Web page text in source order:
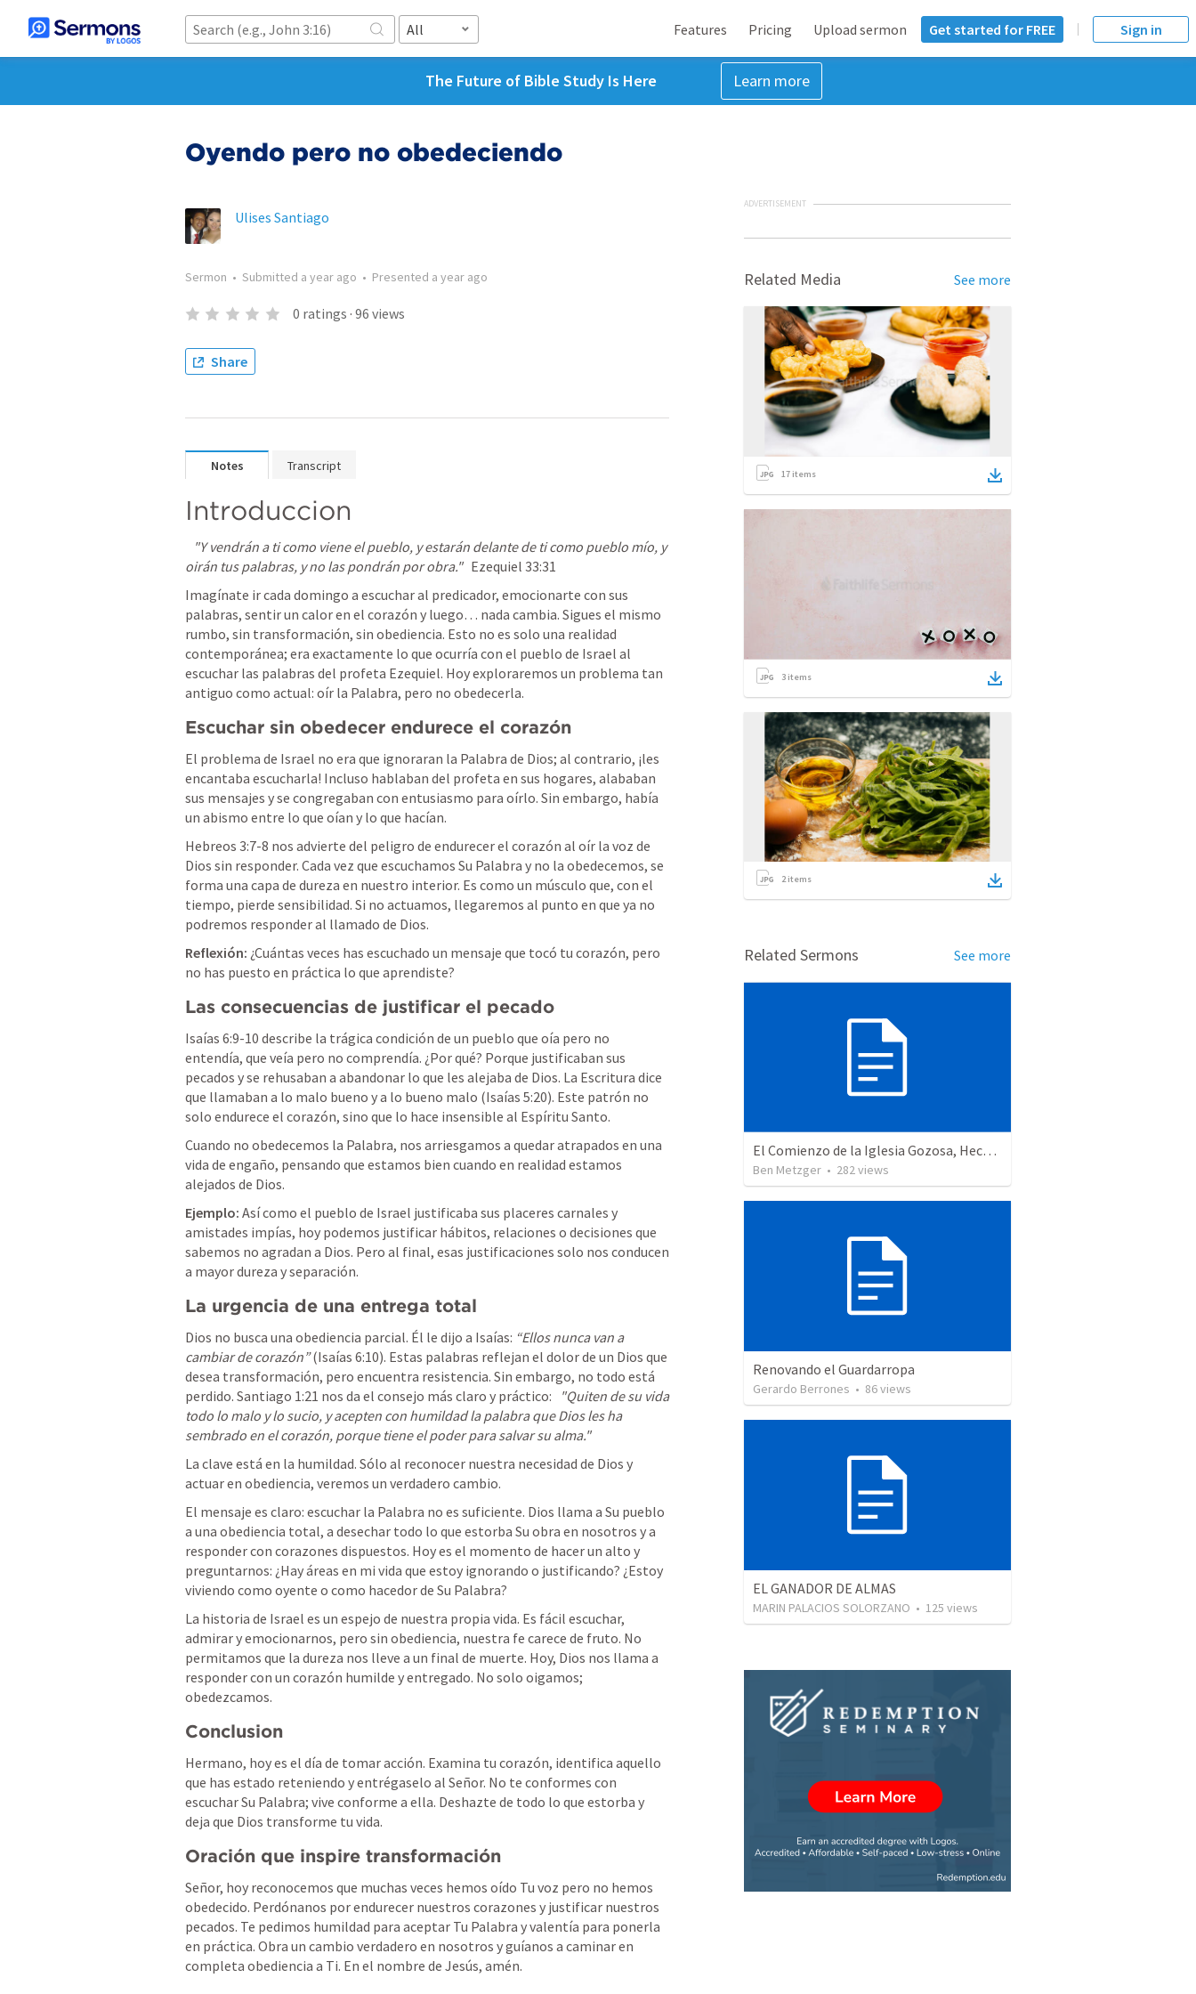
All Features Pricing Upload sermon Get started for FREE Sign in
The Future of Bible Study Is Here Learn more
Oyendo pero no obedeciendo
Ulises Santiago
Sermon • Submitted a year ago • Presented a year ago
0 ratings · 96 views
Share
Notes Transcript
Introduccion
"Y vendrán a ti como viene el pueblo, y estarán delante de ti como pueblo mío, y
oirán tus palabras, y no las pondrán por obra." Ezequiel 33:31
Imagínate ir cada domingo a escuchar al predicador, emocionarte con sus
palabras, sentir un calor en el corazón y luego… nada cambia. Sigues el mismo
rumbo, sin transformación, sin obediencia. Esto no es solo una realidad
contemporánea; era exactamente lo que ocurría con el pueblo de Israel al
escuchar las palabras del profeta Ezequiel. Hoy exploraremos un problema tan
antiguo como actual: oír la Palabra, pero no obedecerla.
Escuchar sin obedecer endurece el corazón
El problema de Israel no era que ignoraran la Palabra de Dios; al contrario, ¡les
encantaba escucharla! Incluso hablaban del profeta en sus hogares, alababan
sus mensajes y se congregaban con entusiasmo para oírlo. Sin embargo, había
un abismo entre lo que oían y lo que hacían.
Hebreos 3:7-8 nos advierte del peligro de endurecer el corazón al oír la voz de
Dios sin responder. Cada vez que escuchamos Su Palabra y no la obedecemos, se
forma una capa de dureza en nuestro interior. Es como un músculo que, con el
tiempo, pierde sensibilidad. Si no actuamos, llegaremos al punto en que ya no
podremos responder al llamado de Dios.
Reflexión: ¿Cuántas veces has escuchado un mensaje que tocó tu corazón, pero
no has puesto en práctica lo que aprendiste?
Las consecuencias de justificar el pecado
Isaías 6:9-10 describe la trágica condición de un pueblo que oía pero no
entendía, que veía pero no comprendía. ¿Por qué? Porque justificaban sus
pecados y se rehusaban a abandonar lo que les alejaba de Dios. La Escritura dice
que llamaban a lo malo bueno y a lo bueno malo (Isaías 5:20). Este patrón no
solo endurece el corazón, sino que lo hace insensible al Espíritu Santo.
Cuando no obedecemos la Palabra, nos arriesgamos a quedar atrapados en una
vida de engaño, pensando que estamos bien cuando en realidad estamos
alejados de Dios.
Ejemplo: Así como el pueblo de Israel justificaba sus placeres carnales y
amistades impías, hoy podemos justificar hábitos, relaciones o decisiones que
sabemos no agradan a Dios. Pero al final, esas justificaciones solo nos conducen
a mayor dureza y separación.
La urgencia de una entrega total
Dios no busca una obediencia parcial. Él le dijo a Isaías: “Ellos nunca van a
cambiar de corazón” (Isaías 6:10). Estas palabras reflejan el dolor de un Dios que
desea transformación, pero encuentra resistencia. Sin embargo, no todo está
perdido. Santiago 1:21 nos da el consejo más claro y práctico:
"Quiten de su vida
todo lo malo y lo sucio, y acepten con humildad la palabra que Dios les ha
sembrado en el corazón, porque tiene el poder para salvar su alma."
La clave está en la humildad. Sólo al reconocer nuestra necesidad de Dios y
actuar en obediencia, veremos un verdadero cambio.
El mensaje es claro: escuchar la Palabra no es suficiente. Dios llama a Su pueblo
a una obediencia total, a desechar todo lo que estorba Su obra en nosotros y a
responder con corazones dispuestos. Hoy es el momento de hacer un alto y
preguntarnos: ¿Hay áreas en mi vida que estoy ignorando o justificando? ¿Estoy
viviendo como oyente o como hacedor de Su Palabra?
La historia de Israel es un espejo de nuestra propia vida. Es fácil escuchar,
admirar y emocionarnos, pero sin obediencia, nuestra fe carece de fruto. No
permitamos que la dureza nos lleve a un final de muerte. Hoy, Dios nos llama a
responder con un corazón humilde y entregado. No solo oigamos;
obedezcamos.
Conclusion
Hermano, hoy es el día de tomar acción. Examina tu corazón, identifica aquello
que has estado reteniendo y entrégaselo al Señor. No te conformes con
escuchar Su Palabra; vive conforme a ella. Deshazte de todo lo que estorba y
deja que Dios transforme tu vida.
Oración que inspire transformación
Señor, hoy reconocemos que muchas veces hemos oído Tu voz pero no hemos
obedecido. Perdónanos por endurecer nuestros corazones y justificar nuestros
pecados. Te pedimos humildad para aceptar Tu Palabra y valentía para ponerla
en práctica. Obra un cambio verdadero en nosotros y guíanos a caminar en
completa obediencia a Ti. En el nombre de Jesús, amén.
ADVERTISEMENT
Related Media See more
17 items
3 items
2items
Related Sermons See more
El Comienzo de la Iglesia Gozosa, Hechos 16
Ben Metzger • 282views
Renovando el Guardarropa
Gerardo Berrones • 86views
EL GANADOR DE ALMAS
MARIN PALACIOS SOLORZANO • 125 views